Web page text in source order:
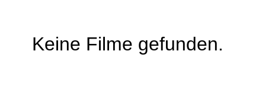
Keine Filme gefunden.